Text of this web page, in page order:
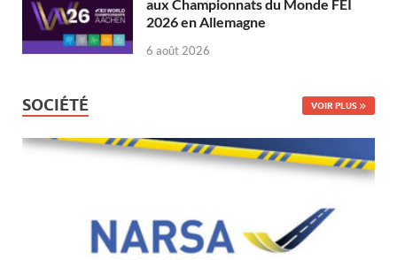
aux Championnats du Monde FEI
2026 en Allemagne
6 août 2026
SOCIÉTÉ VOIR PLUS